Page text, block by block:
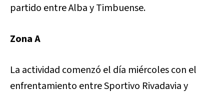
partido entre Alba y Timbuense.
Zona A
La actividad comenzó el día miércoles con el
enfrentamiento entre Sportivo Rivadavia y